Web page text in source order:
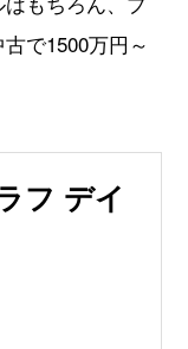
で1500万円～
フ デイ